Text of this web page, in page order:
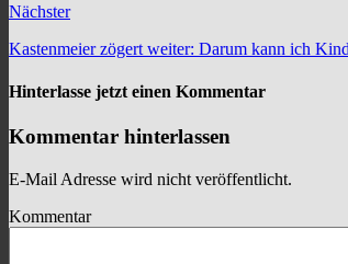
Nächster
Kastenmeier zögert weiter: Darum kann ich
Hinterlasse jetzt einen Kommentar
Kommentar hinterlassen
E-Mail Adresse wird nicht veröffentlicht.
Kommentar